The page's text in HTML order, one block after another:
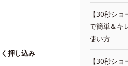
押し込み
【30秒シ
で簡単＆キ
使い方
【30秒シ